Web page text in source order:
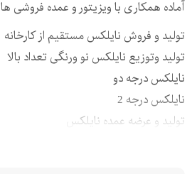
آماده همکاری با ویزیتور و عمده فروشی ها
تولید و فروش نایلکس مستقیم از کارخانه
تولید وتوزیع نایلکس نو ورنگی تعداد بالا
نایلکس درجه دو
نایلکس درجه 2
تولید و عرضه عمده نایلکس